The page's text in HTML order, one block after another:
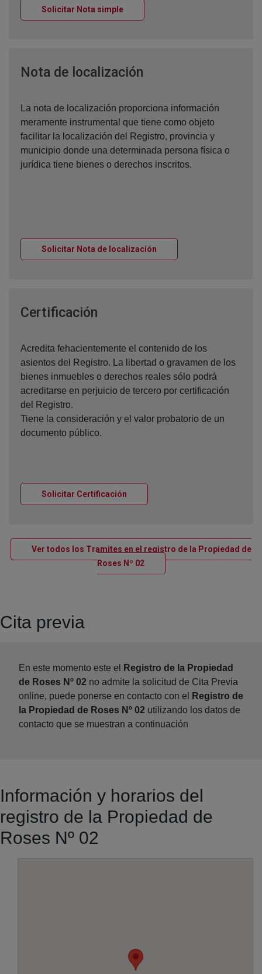
Solicitar Nota simpleVentana nueva
Nota de localización
La nota de localización proporciona información
meramente instrumental que tiene como objeto
facilitar la localización del Registro, provincia y
municipio donde una determinada persona física o
jurídica tiene bienes o derechos inscritos.
Solicitar Nota de localización
Certificación
Acredita fehacientemente el contenido de los
asientos del Registro. La libertad o gravamen de los
bienes inmuebles o derechos reales sólo podrá
acreditarse en perjuicio de tercero por certificación
del Registro.
Tiene la consideración y el valor probatorio de un
documento público.
Solicitar Certificación
Ver todos los Tramites en el registro de la Propiedad de
Roses Nº 02Ventana nueva
Cita previa
En este momento este el
Registro de la Propiedad
de Roses Nº 02 no admite la solicitud de Cita Previa
online, puede ponerse en contacto con el
Registro de
la Propiedad de Roses Nº 02 utilizando los datos de
contacto que se muestran a continuación
Información y horarios del
registro de la Propiedad de
Roses Nº 02